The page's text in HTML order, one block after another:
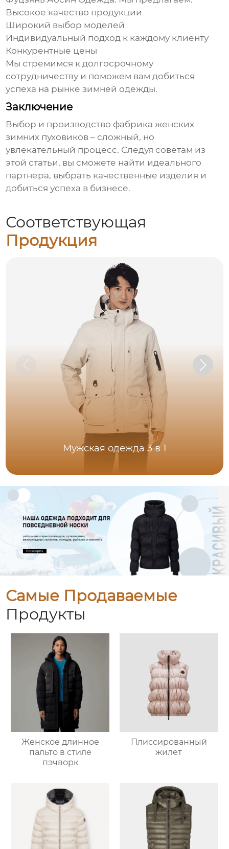
Высокое качество продукции
Широкий выбор моделей
Индивидуальный подход к каждому клиенту
Конкурентные цены
Мы стремимся к долгосрочному
сотрудничеству и поможем вам добиться
успеха на рынке зимней одежды.
Заключение
Выбор и производство фабрика женских
зимних пуховиков – сложный, но
увлекательный процесс. Следуя советам из
этой статьи, вы сможете найти идеального
партнера, выбрать качественные изделия и
добиться успеха в бизнесе.
Соответствующая
Продукция
Мужская одежда 3 в 1
Самые Продаваемые
Продукты
Женское длинное
пальто в стиле
пэчворк
Плиссированный
жилет